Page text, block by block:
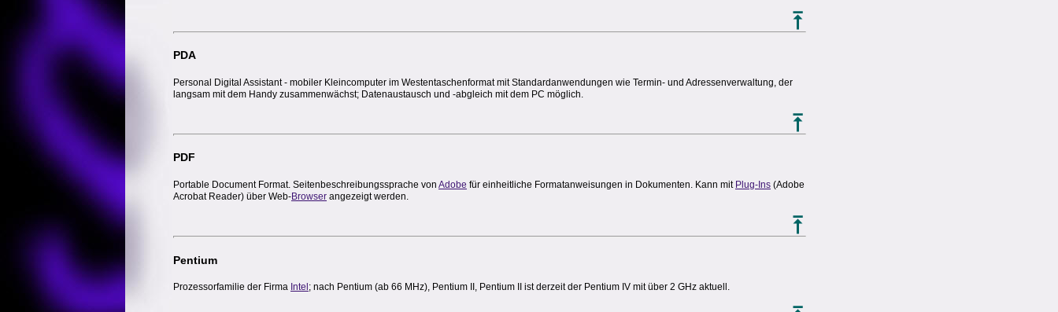
PDA
Personal Digital Assistant - mobiler Kleincomputer im Westentaschenformat mit Standardanwendungen wie Termin- und Adressenverwaltung, der
langsam mit dem Handy zusammenwächst; Datenaustausch und -abgleich mit dem PC möglich.
PDF
Portable Document Format. Seitenbeschreibungssprache von Adobe für einheitliche Formatanweisungen in Dokumenten. Kann mit Plug-Ins (Adobe
Acrobat Reader) über Web-Browser angezeigt werden.
Pentium
Prozessorfamilie der Firma Intel ; nach Pentium (ab 66 MHz), Pentium II, Pentium II ist derzeit der Pentium IV mit über 2 GHz aktuell.